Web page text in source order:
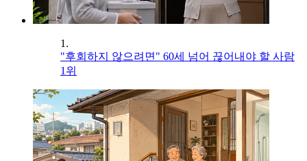
1.
"후회하지 않으려면" 60세 넘어 끊어내야 할 사람
1위